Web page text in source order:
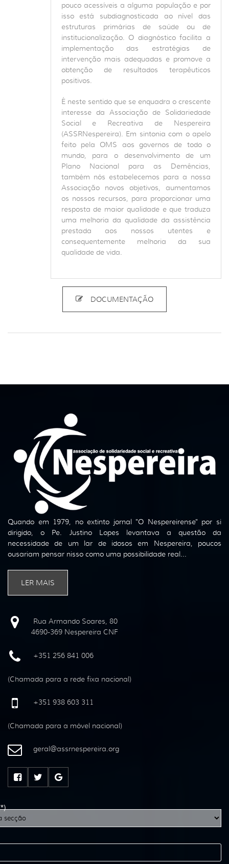
pouco acessíveis a alguma população e por
isso está subdiagnosticada ao nível das
estruturas primárias de saúde ou de
institucionalização. O diagnóstico facilita a
implementação das estratégias de
intervenção mais adequadas e promove a
obtenção de resultados terapêuticos
positivos.
É neste sentido que se enquadra o crescente
interesse da Associação de Solidariedade
Social e Recreativa de Nespereira
(ASSRNespereira). Em sintonia com o apelo
feito pela OMS aos governos de todo o
mundo, para o desenvolvimento de um
Plano Nacional para as Demências,
também nós estabelecemos para a nossa
Associação novos objetivos, aumentamos
os nossos recursos, para proporcionar uma
resposta de maior qualidade e que traduza
uma melhoria da qualidade da assistência
prestada aos nossos utentes e
consequentemente melhoria da sua
qualidade de vida.
DOCUMENTAÇÃO
Quando em 1979, no extinto jornal "O Nespereirense" por si
dirigido, o Pe. Justino Lopes levantava a questão da
necessidade de um lar de idosos em Nespereira, poucos
ousariam pensar nisso como uma possibilidade real...
LER MAIS
Rua Armando Soares, 80
4690-369 Nespereira CNF
+351 256 841 006
(Chamada para a rede fixa nacional)
+351 938 603 311
(Chamada para a móvel nacional)
geral@assrnespereira.org